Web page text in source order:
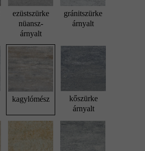
ezüstszürke
nüansz-
árnyalt
gránitszürke
árnyalt
kagylómész
kőszürke
árnyalt